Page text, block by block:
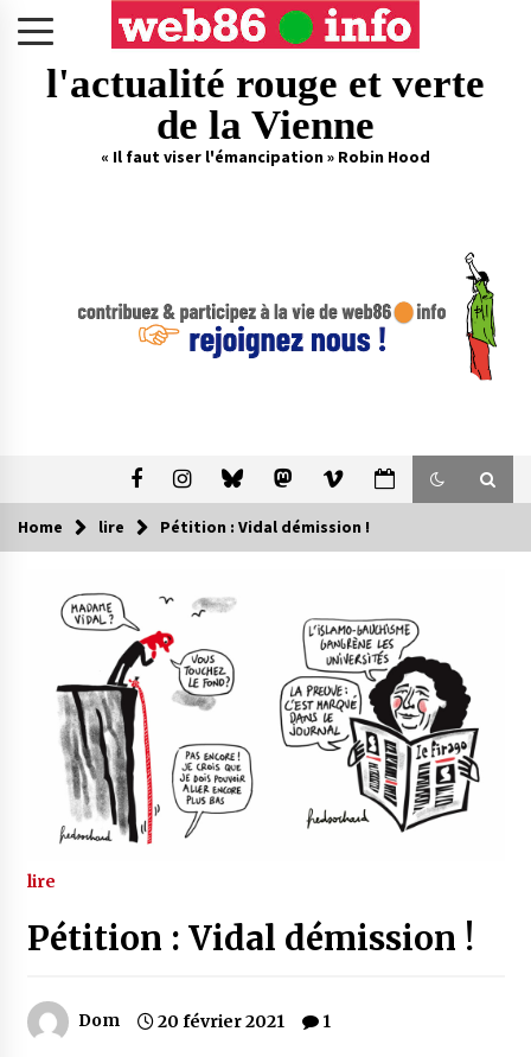
l'actualité rouge et verte
de la Vienne
« Il faut viser l'émancipation » Robin Hood
Home lire Pétition : Vidal démission !
lire
Pétition : Vidal démission !
Dom 20 février 2021 1